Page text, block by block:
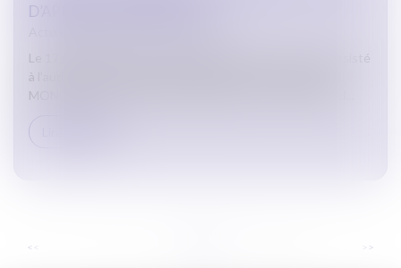
D’APPEL DE MONTPELLIER
Le 17 janvier 2025, tous les Bâtonniers du ressort ont assisté
à l’audience solennelle de rentrée de la Cour d’Appel de
MONTPELLIER. Temps particulièrement fort pour la jurid...
<< >>